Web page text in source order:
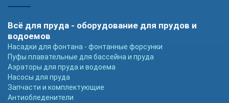
Всё для пруда - оборудование для прудов и
водоемов
Насадки для фонтана - фонтанные форсунки
Пуфы плавательные для бассейна и пруда
Аэраторы для пруда и водоема
Насосы для пруда
Запчасти и комплектующие
Антиобледенители